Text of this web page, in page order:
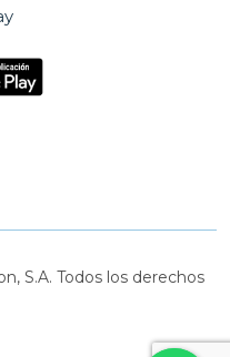
S.A. Todos los derechos